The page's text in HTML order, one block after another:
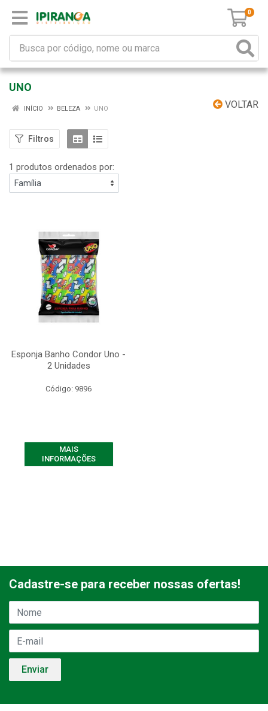
0
UNO
VOLTAR
INÍCIO BELEZA UNO
Filtros
1 produtos ordenados por:
Esponja Banho Condor Uno -
2 Unidades
Código: 9896
MAIS
INFORMAÇÕES
Cadastre-se para receber nossas ofertas!